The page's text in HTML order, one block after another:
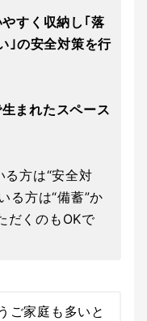
すく収納し｢落
｣の安全対策を行
まれたスペース
る方は“安全対
る方は“備蓄”か
だくのもOKで
ご家庭も多いと